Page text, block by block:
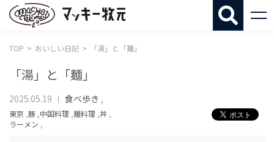
TOP おいしい日記 「湯」と「麺」
「湯」と「麺」
2025.05.19 食べ歩き ,
東京 ,豚 ,中国料理 ,麺料理 ,丼 ,
ラーメン ,